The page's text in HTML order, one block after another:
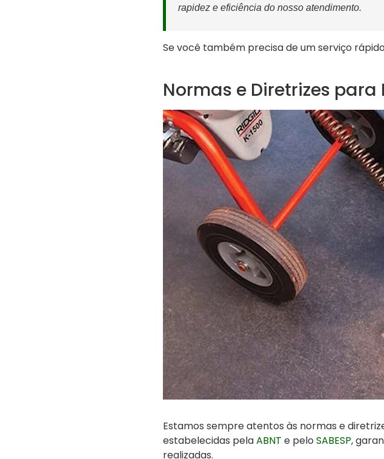
rapidez e eficiência do nosso atendimento.
Se você também precisa de um serviço
Normas e Diretrizes
Estamos sempre atentos às normas e
estabelecidas pelaABNT e pelo SABESP,
realizadas.